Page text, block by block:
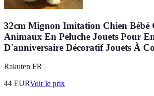
32cm Mignon Imitation Chien Bébé
Animaux En Peluche Jouets Pour
D'anniversaire Décoratif Jouets À
Rakuten FR
44 EURVoir le prix